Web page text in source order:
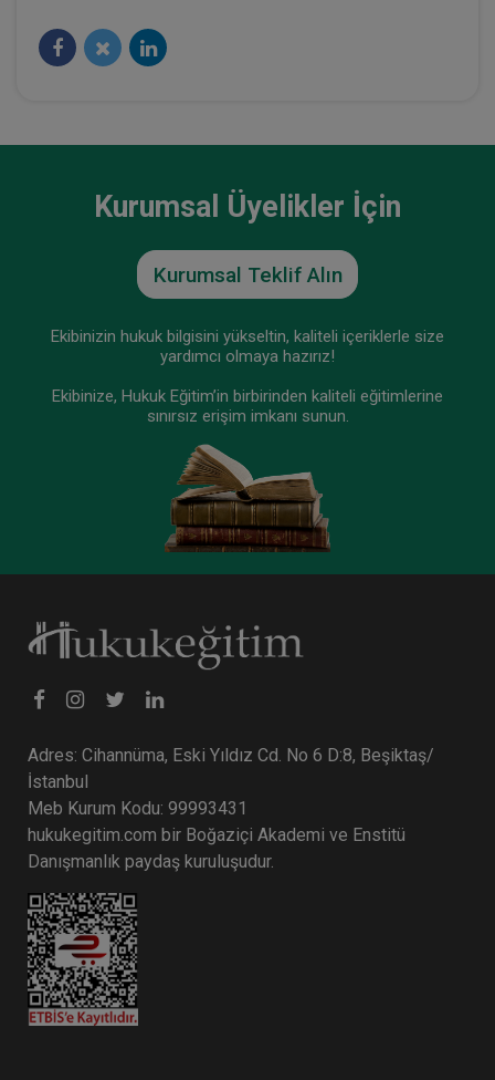
Sorumluluk Hukuku - III. Borçlar Hukuku
Tüketici Hukuku Enstitüsü
Devir ve Temlik - III. Borçlar Hukuku Kongresi -
VIII. Oturum Video Kaydı
360 TL Sepete Ekle
Taşınmaz Hukuku - 1 - III. Borçlar Hukuku
Kongresi - VI. Oturum Video Kaydı
360 TL
Kurumsal Üyelikler İçin
Kurumsal Teklif Alın
Ekibinizin hukuk bilgisini yükseltin, kaliteli içeriklerle size
yardımcı olmaya hazırız!
Ekibinize, Hukuk Eğitim’in birbirinden kaliteli eğitimlerine
sınırsız erişim imkanı sunun.
Adres: Cihannüma, Eski Yıldız Cd. No 6 D:8, Beşiktaş/
İstanbul
Meb Kurum Kodu: 99993431
hukukegitim.com bir Boğaziçi Akademi ve Enstitü
Danışmanlık paydaş kuruluşudur.